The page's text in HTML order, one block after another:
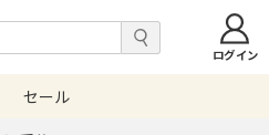
ログイン
セール